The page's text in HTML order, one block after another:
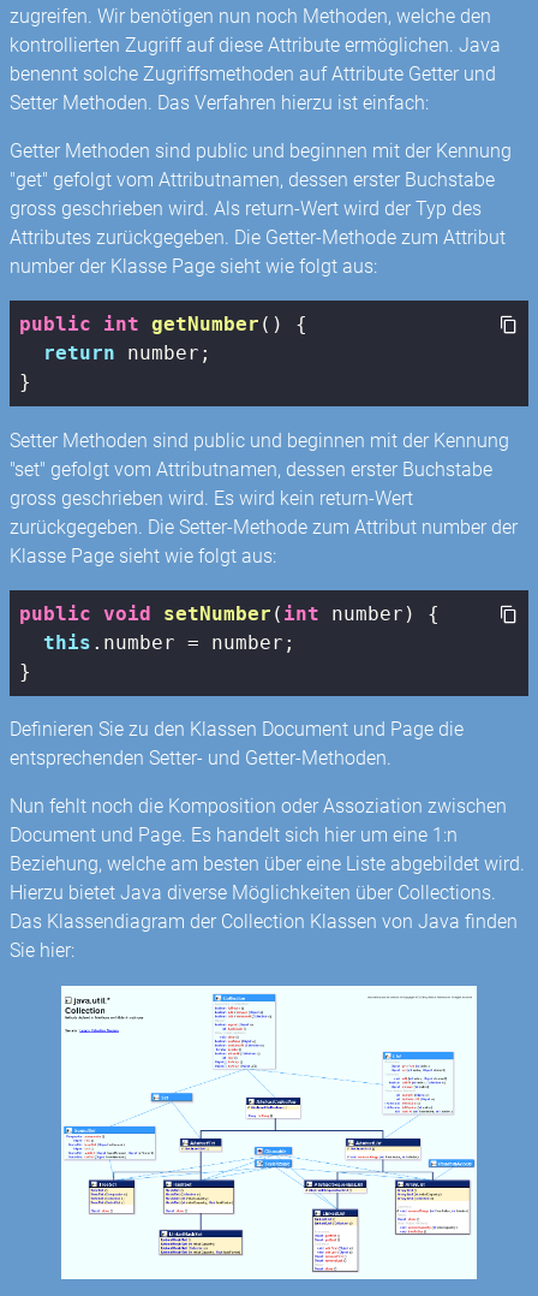
zugreifen. Wir benötigen nun noch Methoden, welche den
kontrollierten Zugriff auf diese Attribute ermöglichen. Java
benennt solche Zugriffsmethoden auf Attribute Getter und
Setter Methoden. Das Verfahren hierzu ist einfach:
Getter Methoden sind public und beginnen mit der Kennung
"get" gefolgt vom Attributnamen, dessen erster Buchstabe
gross geschrieben wird. Als return-Wert wird der Typ des
Attributes zurückgegeben. Die Getter-Methode zum Attribut
number der Klasse Page sieht wie folgt aus:
public int getNumber ()
{
return number;
}
Setter Methoden sind public und beginnen mit der Kennung
"set" gefolgt vom Attributnamen, dessen erster Buchstabe
gross geschrieben wird. Es wird kein return-Wert
zurückgegeben. Die Setter-Methode zum Attribut number der
Klasse Page sieht wie folgt aus:
public void setNumber ( int number)
{
this .number = number;
}
Definieren Sie zu den Klassen Document und Page die
entsprechenden Setter- und Getter-Methoden.
Nun fehlt noch die Komposition oder Assoziation zwischen
Document und Page. Es handelt sich hier um eine 1:n
Beziehung, welche am besten über eine Liste abgebildet wird.
Hierzu bietet Java diverse Möglichkeiten über Collections.
Das Klassendiagram der Collection Klassen von Java finden
Sie hier: